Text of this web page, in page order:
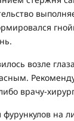
возле
врачу-
на